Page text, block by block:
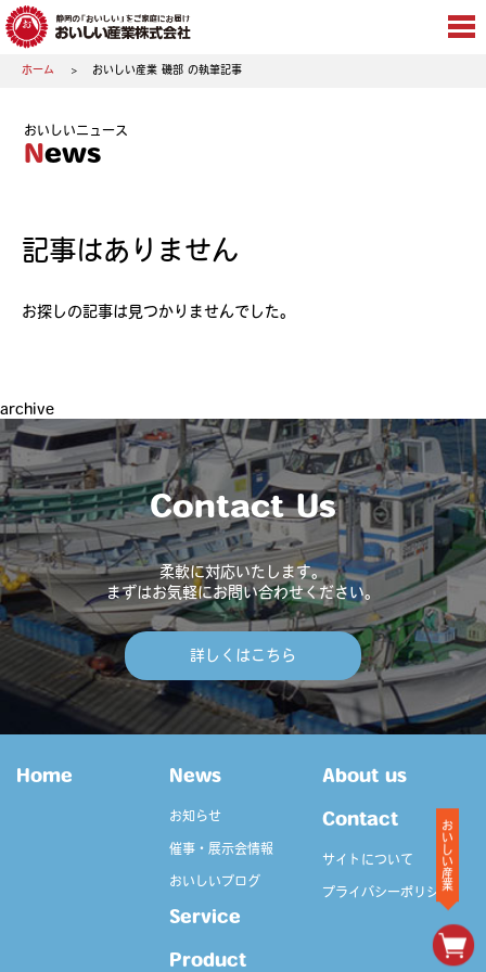
ホーム おいしい産業 磯部 の執筆記事
おいしいニュース
News
記事はありません
お探しの記事は見つかりませんでした。
archive
Contact Us
柔軟に対応いたします。
まずはお気軽にお問い合わせください。
詳しくはこちら
Home News
お知らせ
催事・展示会情報
おいしいブログ
Service
Product
About us
Contact
サイトについて
プライバシーポリシー
おいしい産業